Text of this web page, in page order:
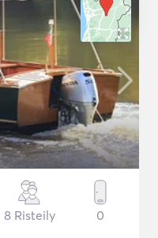
8 Risteily 0